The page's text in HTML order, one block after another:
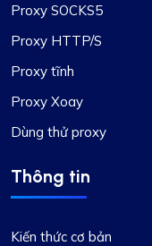
Proxy SOCKS5
Proxy HTTP/S
Proxy tĩnh
Proxy Xoay
Dùng thử proxy
Thông tin
Kiến thức cơ bản